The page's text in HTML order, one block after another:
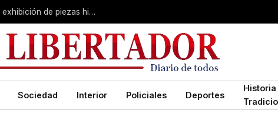
Primera Expo Coleccionismo: esta tarde se hará la exhibición de piezas históricas
Sociedad Interior Policiales Deportes
Historia